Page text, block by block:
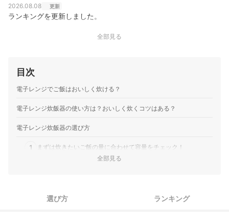
届けている。
相野谷大輔のプロフィール
2026.08.08 更新
ランキングを更新しました。
全部見る
目次
電子レンジでご飯はおいしく炊ける？
電子レンジ炊飯器の使い方は？おいしく炊くコツはある？
電子レンジ炊飯器の選び方
1 まずは炊きたいご飯の量に合わせて容量をチェック！
電子レンジ炊飯器全50商品おすすめ人気ランキング
全部見る
選び方 ランキング